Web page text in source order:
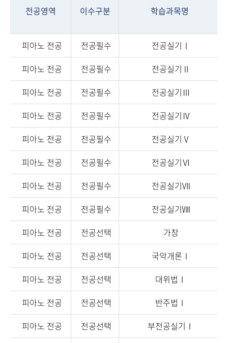
전공영역 이수구분 학습과목명
피아노 전공 전공필수
전공실기Ⅰ
피아노 전공
전공필수
전공실기Ⅱ
피아노 전공
전공필수
전공실기Ⅲ
피아노 전공
전공필수
전공실기Ⅳ
피아노 전공
전공필수
전공실기Ⅴ
피아노 전공
전공필수
전공실기Ⅵ
피아노 전공
전공필수
전공실기Ⅶ
피아노 전공
전공필수
전공실기Ⅷ
피아노 전공
전공선택
가창
피아노 전공
전공선택
국악개론Ⅰ
피아노 전공
전공선택
대위법Ⅰ
피아노 전공
전공선택
반주법Ⅰ
피아노 전공
전공선택
부전공실기Ⅰ